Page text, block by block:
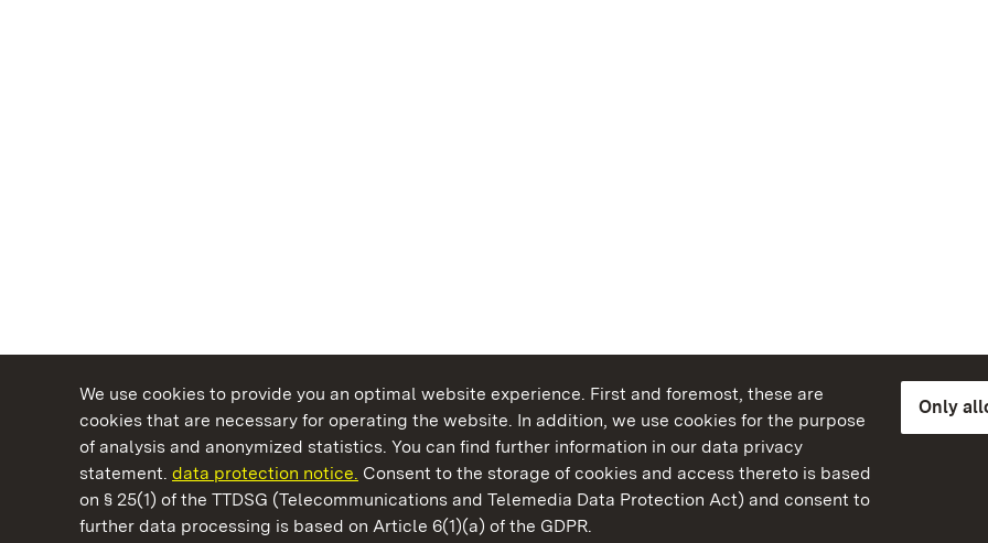
We use cookies to provide you an optimal website experience. First and foremost, these are
cookies that are necessary for operating the website. In addition, we use cookies for the purpose
of analysis and anonymized statistics. You can find further information in our data privacy
statement. data protection notice. Consent to the storage of cookies and access thereto is based
on § 25(1) of the TTDSG (Telecommunications and Telemedia Data Protection Act) and consent to
further data processing is based on Article 6(1)(a) of the GDPR.
Only
State Palaces and Gardens of Baden-Wuerttemberg